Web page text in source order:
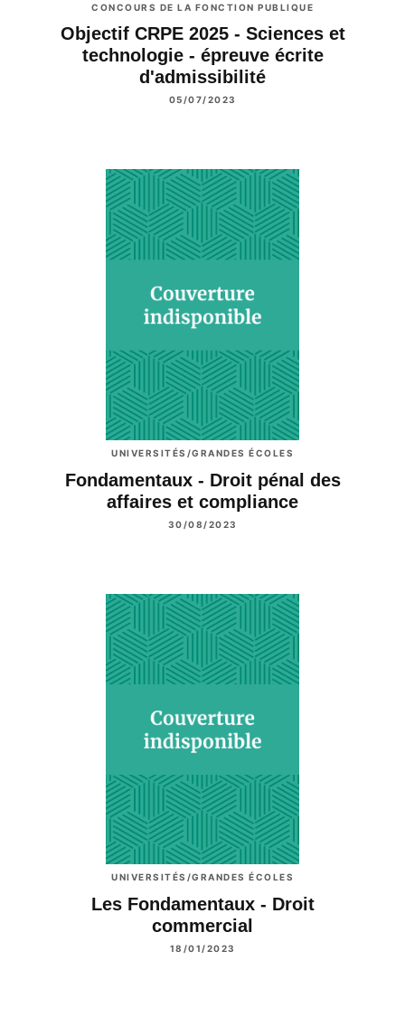
CONCOURS DE LA FONCTION PUBLIQUE
Objectif CRPE 2025 - Sciences et
technologie - épreuve écrite
d'admissibilité
05/07/2023
UNIVERSITÉS/GRANDES ÉCOLES
Fondamentaux - Droit pénal des
affaires et compliance
30/08/2023
UNIVERSITÉS/GRANDES ÉCOLES
Les Fondamentaux - Droit
commercial
18/01/2023